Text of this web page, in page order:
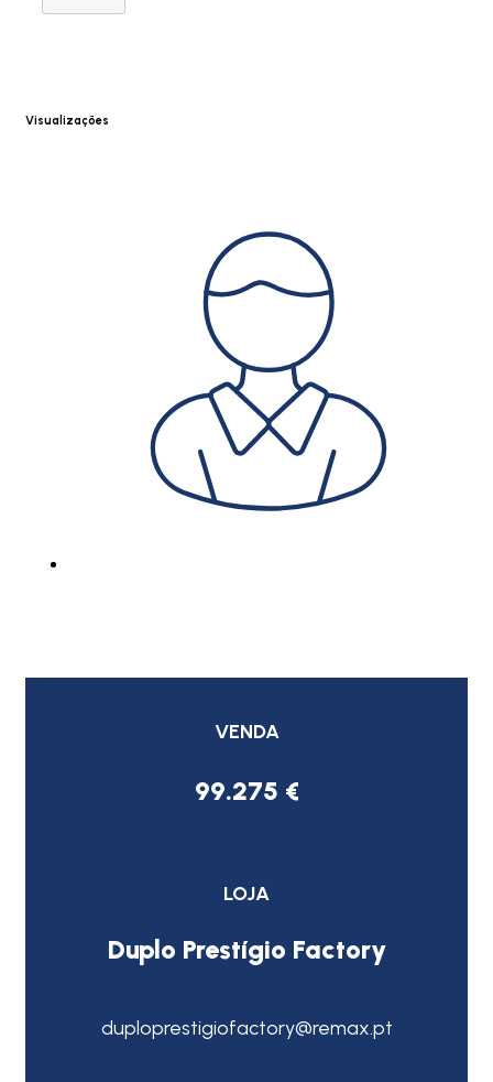
Visualizações
VENDA
99.275 €
LOJA
Duplo Prestígio Factory
duploprestigiofactory@remax.pt